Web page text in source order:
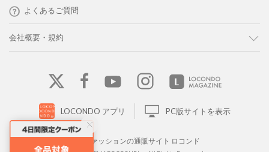
よくあるご質問
会社概要・規約
LOCONDO アプリ PC版サイトを表示
靴とファッションの通販サイト ロコンド